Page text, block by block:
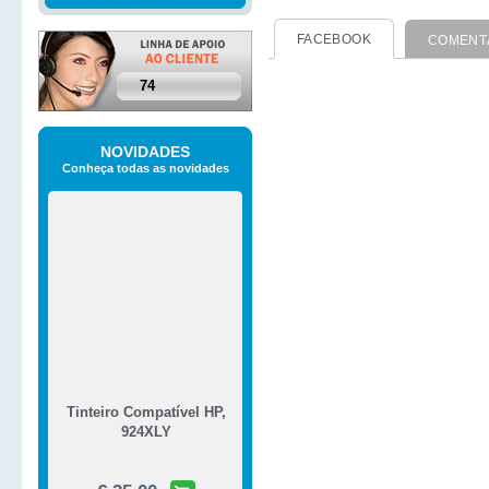
74
NOVIDADES
Conheça todas as novidades
Tinteiro Compatível HP,
924XLY
Tinteiro Compatível HP,
FACEBOOK